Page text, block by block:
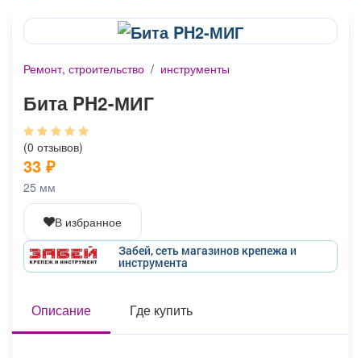
Афиша
Товары Поздравления Погода
Ремонт, строительство / инструменты
Бита PH2-МИГ
(0 отзывов)
33 ₽
25 мм
В избранное
Забей, сеть магазинов крепежа и
инструмента
Описание Где купить